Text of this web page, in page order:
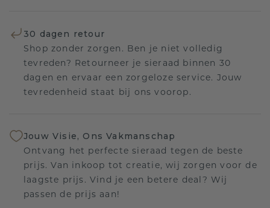
30 dagen retour
Shop zonder zorgen. Ben je niet volledig
tevreden? Retourneer je sieraad binnen 30
dagen en ervaar een zorgeloze service. Jouw
tevredenheid staat bij ons voorop.
Jouw Visie, Ons Vakmanschap
Ontvang het perfecte sieraad tegen de beste
prijs. Van inkoop tot creatie, wij zorgen voor de
laagste prijs. Vind je een betere deal? Wij
passen de prijs aan!